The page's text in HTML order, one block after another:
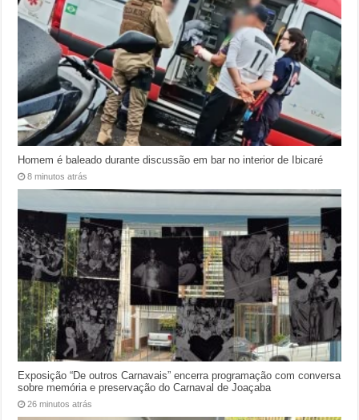
Homem é baleado durante discussão em bar no interior de Ibicaré
8 minutos atrás
Exposição “De outros Carnavais” encerra programação com conversa
sobre memória e preservação do Carnaval de Joaçaba
26 minutos atrás